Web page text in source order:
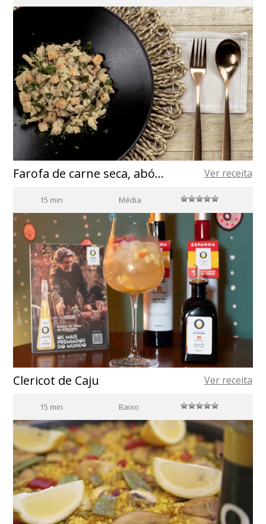
Farofa de carne seca, abóbora e ovo Ver receita
15 min Média
Clericot de Caju Ver receita
15 min Baixo